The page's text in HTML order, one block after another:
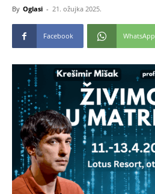
By Oglasi - 21. ožujka 2025.
Facebook WhatsApp